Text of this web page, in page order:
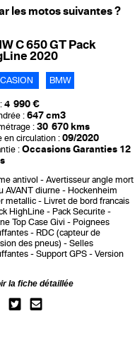
les motos suivantes ?
C 650 GT Pack
2020
BMW
4 990 €
: 647 cm3
: 30 670 kms
en circulation : 09/2020
: Occasions Garanties 12
antivol
Avertisseur angle mort
AVANT diurne
Hockenheim
metallic
Livret de bord francais
HighLine
Pack Securite
Top Case Givi
Poignees
RDC (capteur de
des pneus)
Selles
Support GPS
Version
la fiche détaillée